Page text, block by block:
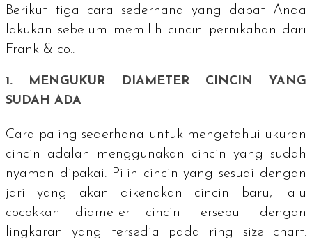
Berikut tiga cara sederhana yang dapat Anda
lakukan sebelum memilih cincin pernikahan dari
Frank & co.:
1. MENGUKUR DIAMETER CINCIN YANG
SUDAH ADA
Cara paling sederhana untuk mengetahui ukuran
cincin adalah menggunakan cincin yang sudah
nyaman dipakai. Pilih cincin yang sesuai dengan
jari yang akan dikenakan cincin baru, lalu
cocokkan diameter cincin tersebut dengan
lingkaran yang tersedia pada ring size chart.